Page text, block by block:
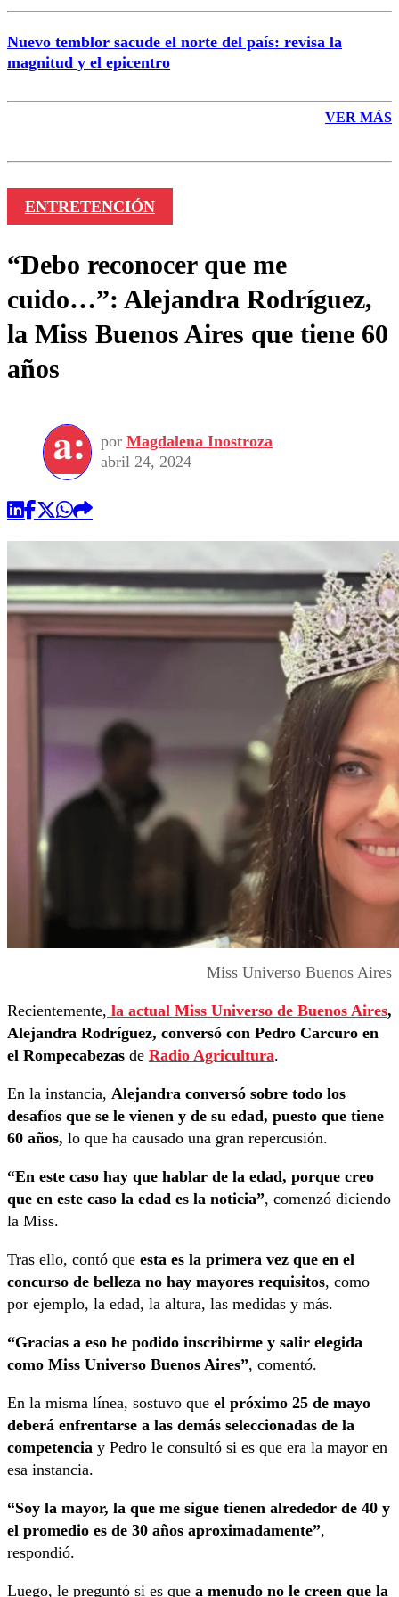
Nuevo temblor sacude el norte del país: revisa la
magnitud y el epicentro
VER MÁS
ENTRETENCIÓN
“Debo reconocer que me
cuido…”: Alejandra Rodríguez,
la Miss Buenos Aires que tiene 60
años
por Magdalena Inostroza
abril 24, 2024
Miss Universo Buenos Aires
Recientemente, la actual Miss Universo de Buenos Aires,
Alejandra Rodríguez, conversó con Pedro Carcuro en
el Rompecabezas de Radio Agricultura.
En la instancia, Alejandra conversó sobre todo los
desafíos que se le vienen y de su edad, puesto que tiene
60 años, lo que ha causado una gran repercusión.
“En este caso hay que hablar de la edad, porque creo
que en este caso la edad es la noticia”, comenzó diciendo
la Miss.
Tras ello, contó que esta es la primera vez que en el
concurso de belleza no hay mayores requisitos, como
por ejemplo, la edad, la altura, las medidas y más.
“Gracias a eso he podido inscribirme y salir elegida
como Miss Universo Buenos Aires”, comentó.
En la misma línea, sostuvo que el próximo 25 de mayo
deberá enfrentarse a las demás seleccionadas de la
competencia y Pedro le consultó si es que era la mayor en
esa instancia.
“Soy la mayor, la que me sigue tienen alrededor de 40 y
el promedio es de 30 años aproximadamente”,
respondió.
Luego, le preguntó si es que a menudo no le creen que la